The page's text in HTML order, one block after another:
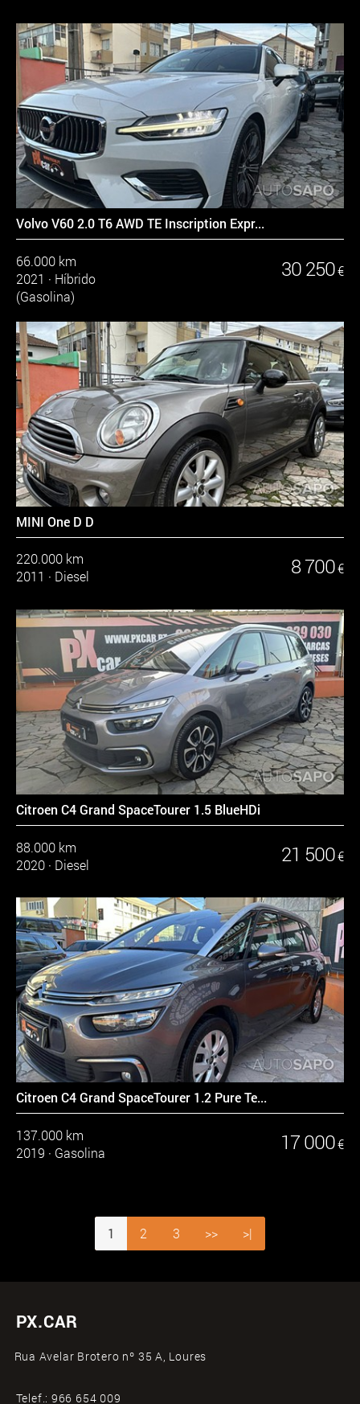
Volvo V60 2.0 T6 AWD TE Inscription Expr...
66.000 km
2021 · Híbrido
(Gasolina)
30 250 €
MINI One D D
220.000 km
2011 · Diesel 8 700 €
Citroen C4 Grand SpaceTourer 1.5 BlueHDi
88.000 km
2020 · Diesel 21 500 €
Citroen C4 Grand SpaceTourer 1.2 Pure Te...
137.000 km
2019 · Gasolina 17 000 €
1 2 3 >> >|
PX.CAR
Rua Avelar Brotero nº 35 A, Loures
Telef.: 966 654 009